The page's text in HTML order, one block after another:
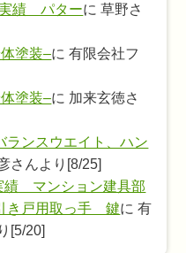
実績 パターに 草野さ
塗装–に 有限会社フ
塗装–に 加来玄徳さ
ンスウエイト、ハン
さんより[8/25]
績 マンション建具部
戸用取っ手 鍵に 有
[5/20]